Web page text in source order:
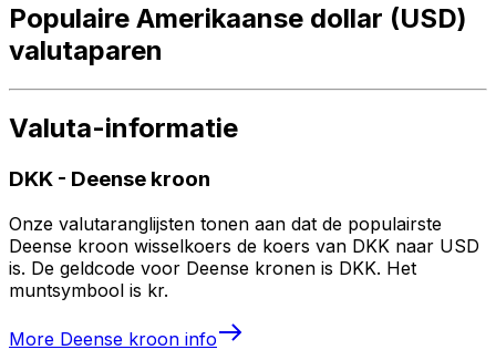
Populaire Amerikaanse dollar (USD)
valutaparen
Valuta-informatie
DKK - Deense kroon
Onze valutaranglijsten tonen aan dat de populairste
Deense kroon wisselkoers de koers van DKK naar USD
is. De geldcode voor Deense kronen is DKK. Het
muntsymbool is kr.
More Deense kroon info